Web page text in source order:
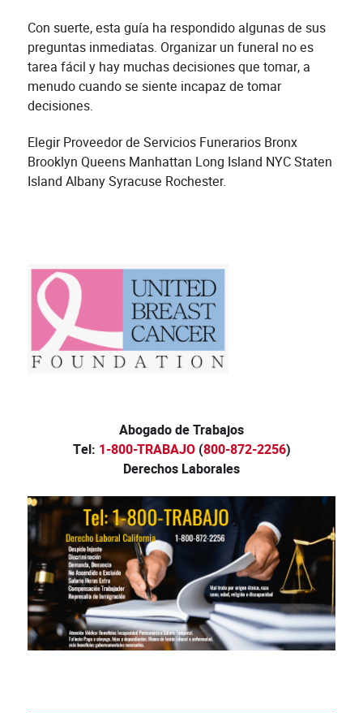
Con suerte, esta guía ha respondido algunas de sus
preguntas inmediatas. Organizar un funeral no es
tarea fácil y hay muchas decisiones que tomar, a
menudo cuando se siente incapaz de tomar
decisiones.
Elegir Proveedor de Servicios Funerarios Bronx
Brooklyn Queens Manhattan Long Island NYC Staten
Island Albany Syracuse Rochester.
Abogado de Trabajos
Tel: 1-800-TRABAJO(800-872-2256)
Derechos Laborales